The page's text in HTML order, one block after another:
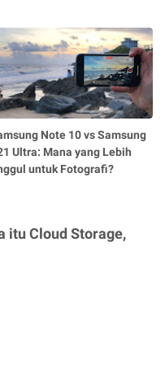
Note 10 vs Samsung
Ultra: Mana yang Lebih
untuk Fotografi?
itu Cloud Storage,